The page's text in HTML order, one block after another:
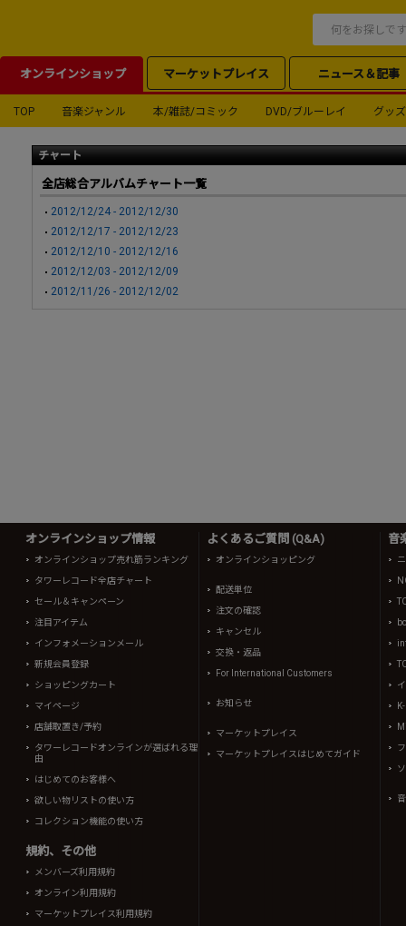
オンラインショップ マーケットプレイス ニュース＆記事
TOP 音楽ジャンル 本/雑誌/コミック DVD/ブルーレイ グッズ
チャート
全店総合アルバムチャート一覧
2012/12/24 - 2012/12/30
2012/12/17 - 2012/12/23
2012/12/10 - 2012/12/16
2012/12/03 - 2012/12/09
2012/11/26 - 2012/12/02
オンラインショップ情報
オンラインショップ売れ筋ランキング
タワーレコード全店チャート
セール＆キャンペーン
注目アイテム
インフォメーションメール
新規会員登録
ショッピングカート
マイページ
店舗取置き/予約
タワーレコードオンラインが選ばれる理
由
はじめてのお客様へ
欲しい物リストの使い方
コレクション機能の使い方
規約、その他
メンバーズ利用規約
オンライン利用規約
マーケットプレイス利用規約
よくあるご質問 (Q&A)
オンラインショッピング
配送単位
注文の確認
キャンセル
交換・返品
For International Customers
お知らせ
マーケットプレイス
マーケットプレイスはじめてガイド
音